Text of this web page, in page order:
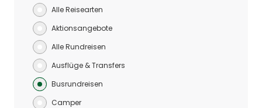
Alle Reisearten
Aktionsangebote
Alle Rundreisen
Ausflüge & Transfers
Busrundreisen
Camper